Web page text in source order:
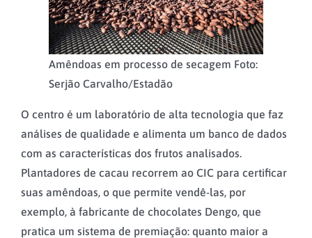
Amêndoas em processo de secagem Foto:
Serjão Carvalho/Estadão
O centro é um laboratório de alta tecnologia que faz
análises de qualidade e alimenta um banco de dados
com as características dos frutos analisados.
Plantadores de cacau recorrem ao CIC para certificar
suas amêndoas, o que permite vendê-las, por
exemplo, à fabricante de chocolates Dengo, que
pratica um sistema de premiação: quanto maior a